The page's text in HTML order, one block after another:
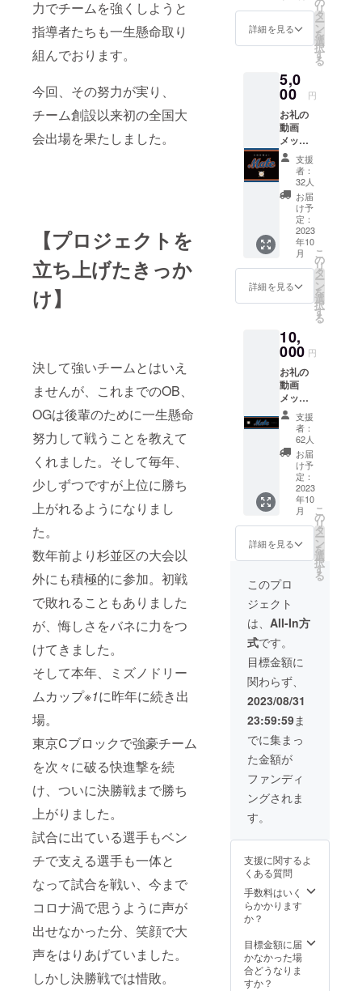
力でチームを強くしようと
指導者たちも一生懸命取り
組んでおります。
今回、その努力が実り、
チーム創設以来初の全国大
会出場を果たしました。
【プロジェクトを
立ち上げたきっか
け】
決して強いチームとはいえ
ませんが、これまでのOB、
OGは後輩のために一生懸命
努力して戦うことを教えて
くれました。そして毎年、
少しずつですが上位に勝ち
上がれるようになりまし
た。
数年前より杉並区の大会以
外にも積極的に参加。初戦
で敗れることもありました
が、悔しさをバネに力をつ
けてきました。
そして本年、ミズノドリー
ムカップ※1に昨年に続き出
場。
東京Cブロックで強豪チーム
を次々に破る快進撃を続
け、ついに決勝戦まで勝ち
上がりました。
試合に出ている選手もベン
チで支える選手も一体と
なって試合を戦い、今まで
コロナ渦で思うように声が
出せなかった分、笑顔で大
声をはりあげていました。
しかし決勝戦では惜敗。
・提供方法：視
聴用のURLを
日 22:00に公
開） アカウント
登録や別途費用
は必要ありませ
ん。 ・本リター
ンの内容を無断
で転載・公開す
ることは禁止で
す。 《大会報告
のお便りについ
て》 PDFファイ
ルをメールで送
信します。 分量
はA4 1ページ
程度 １回送信
9月10日頃を予
定
詳細を見る
リ
タ
ー
ン
を
選
択
す
る
5,0
00 円
お礼の
動画
メッ
セー
ジ・大
会報告
のお便
り・
チーム
名入り
ハンカ
チ1枚
《お礼
の動画
メッ
て》 ・
予定収
録時
間：2分
程度 ・
提供方
法：視
聴用の
URLを
メール
で送信
（YouT
ube限定
公開に
て9月10
日
22:00に
ント登
途費用
は必要
ありま
せん。
・本リ
ターン
の内容
を無断
載・公
開する
ことは
禁止で
す。
《大会
報告の
て》
PDF
ファイ
ルを
メール
で送信
量は
A4 1
ページ
支援
者：
32人
お届
け予
定：
2023
年10
月
詳細を見る
こ
の
リ
タ
ー
ン
を
選
択
す
る
10,
000 円
お礼の
動画
メッ
セー
ジ・大
会報告
のお便
り＆
チーム
名入り
スポー
ツタオ
ル１枚
《お礼
の動画
セージ
につい
て》 ・
予定収
録時
間：2分
程度 ・
提供方
法：視
聴用の
URLを
メール
で送信
（YouT
ube限定
公開に
て9月10
日
アカウ
録や別
途費用
は必要
ありま
ターン
の内容
を無断
支援
者：
62人
お届
け予
定：
2023
年10
月
詳細を見る
こ
の
リ
タ
ー
ン
を
選
択
す
る
このプロ
ジェクト
は、 All-In方
式です。
目標金額に
関わらず、
2023/08/31
23:59:59ま
でに集まっ
た金額が
ファンディ
ングされま
す。
支援に関するよ
くある質問
手数料はいく
らかかります
か？
目標金額に届
かなかった場
合どうなりま
すか？